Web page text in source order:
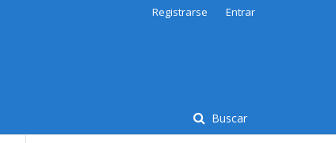
Buscar
Registrarse Entrar